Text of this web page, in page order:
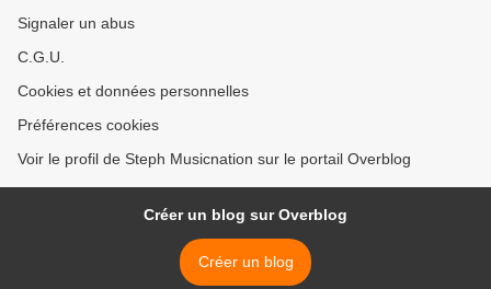
Signaler un abus
C.G.U.
Cookies et données personnelles
Préférences cookies
Voir le profil de Steph Musicnation sur le portail Overblog
Créer un blog sur Overblog
Créer un blog